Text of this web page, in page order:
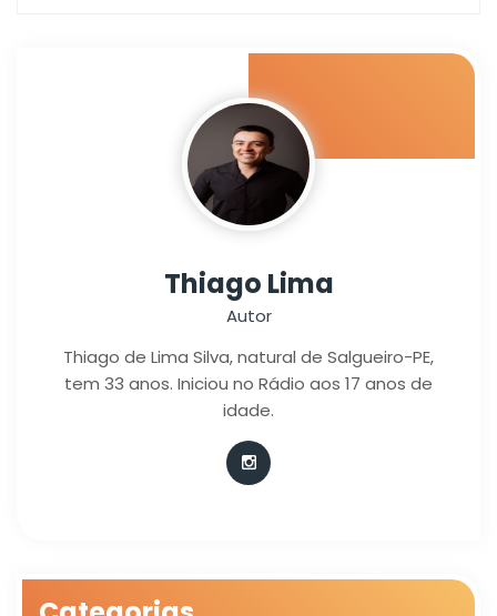
Thiago Lima
Autor
Thiago de Lima Silva, natural de Salgueiro-PE,
tem 33 anos. Iniciou no Rádio aos 17 anos de
idade.